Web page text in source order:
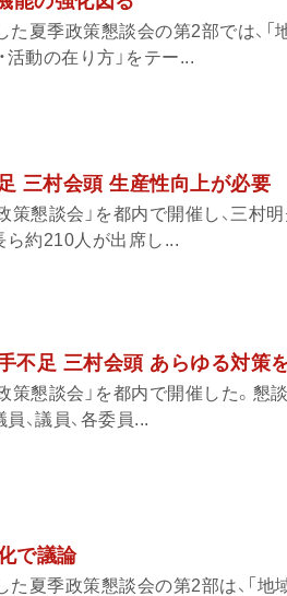
夏季政策懇談会の第2部では、「
動の在り方」をテー...
三村会頭 生産性向上が必要
策懇談会」を都内で開催し、三村
ら約210人が出席し...
不足 三村会頭 あらゆる対策
策懇談会」を都内で開催した。懇
、議員、各委員...
で議論
夏季政策懇談会の第2部は、「地